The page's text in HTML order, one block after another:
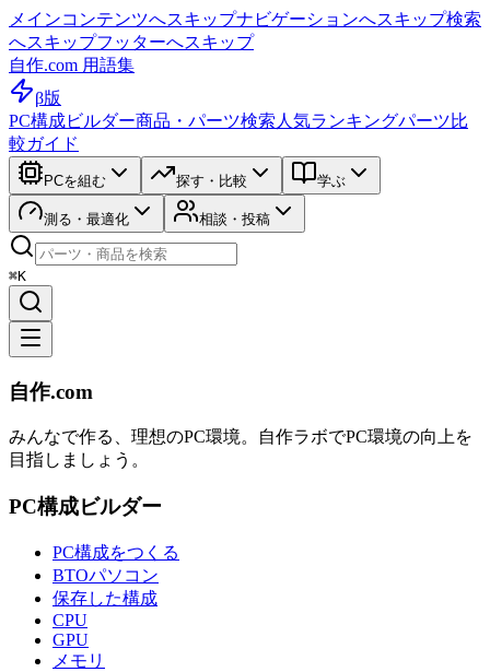
メインコンテンツへスキップナビゲーションへスキップ検索
へスキップフッターへスキップ
自作.com 用語集
β版
PC構成ビルダー商品・パーツ検索 人気ランキングパーツ比
較ガイド
PCを組む 探す・比較 学ぶ
測る・最適化 相談・投稿
⌘K
自作.com
みんなで作る、理想のPC環境。 自作ラボでPC環境の向上を
目指しましょう。
PC構成ビルダー
PC構成をつくる
BTOパソコン
保存した構成
CPU
GPU
メモリ